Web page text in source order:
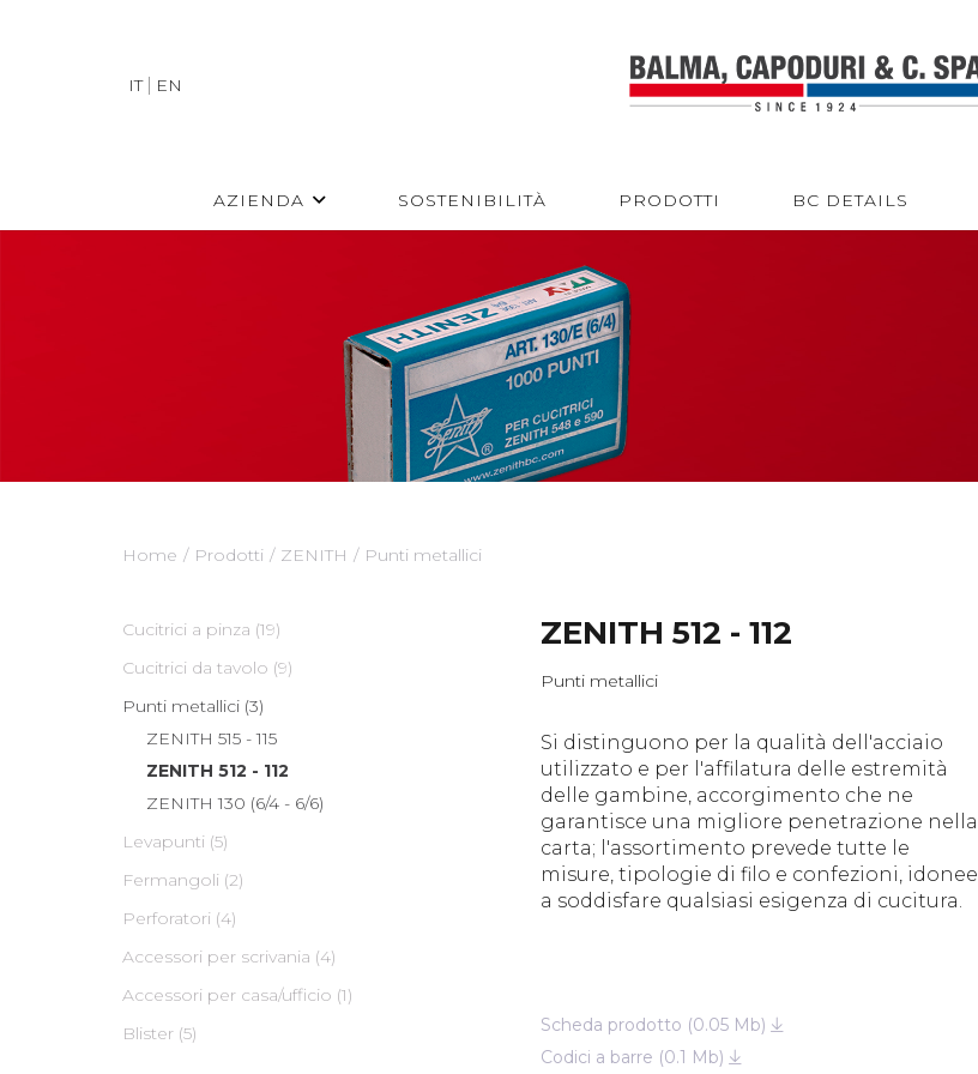
IT EN
AZIENDA SOSTENIBILITÀ PRODOTTI BC DETAILS
Home Prodotti ZENITH Punti metallici
Cucitrici a pinza (19)
Cucitrici da tavolo (9)
Punti metallici (3)
ZENITH 515 - 115
ZENITH 512 - 112
ZENITH 130 (6/4 - 6/6)
Levapunti (5)
Fermangoli (2)
Perforatori (4)
Accessori per scrivania (4)
Accessori per casa/ufficio (1)
Blister (5)
ZENITH 512 - 112
Punti metallici
Si distinguono per la qualità dell'acciaio
utilizzato e per l'affilatura delle estremità
delle gambine, accorgimento che ne
garantisce una migliore penetrazione nella
carta; l'assortimento prevede tutte le
misure, tipologie di filo e confezioni, idonee
a soddisfare qualsiasi esigenza di cucitura.
Scheda prodotto (0.05 Mb)
Codici a barre (0.1 Mb)